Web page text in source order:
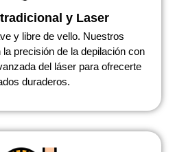
y Laser
y libre de vello. Nuestros
precisión de la depilación con
del láser para ofrecerte
duraderos.